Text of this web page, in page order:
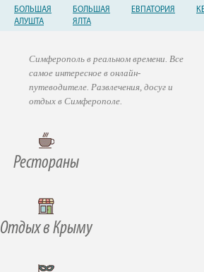
БОЛЬШАЯ
АЛУШТА
БОЛЬШАЯ
ЯЛТА
ЕВПАТОРИЯ
Рестораны
Отдых в Крыму
Симферополь в реальном времени. Все
самое интересное в онлайн-
путеводителе. Развлечения, досуг и
отдых в Симферополе.